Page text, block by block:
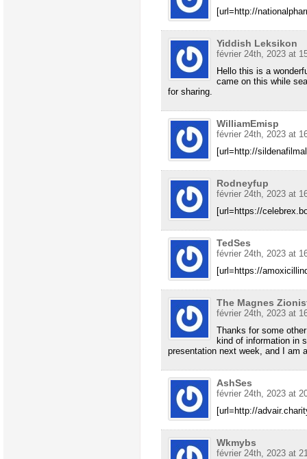
[url=http://
Yiddish Leksikon
février 24th, 2023 at
Hello this is a
came on this while
for sharing.
WilliamEmisp
février 24th, 2023 at
[url=http://
Rodneyfup
février 24th, 2023 at
[url=https://
TedSes
février 24th, 2023 at
[url=https://
The Magnes
février 24th, 2023 at
Thanks for some
kind of information in
presentation next week, and I am
AshSes
février 24th, 2023 at
[url=http://
Wkmybs
février 24th, 2023 at